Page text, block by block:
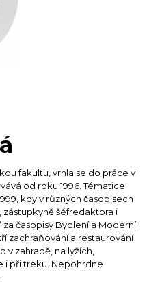
fakultu, vrhla se do práce v
od roku 1996. Tématice
kdy v různých časopisech
šéfredaktora i
časopisy Bydlení a Moderní
zachraňování a restaurování
v zahradě, na lyžích,
i při treku. Nepohrdne